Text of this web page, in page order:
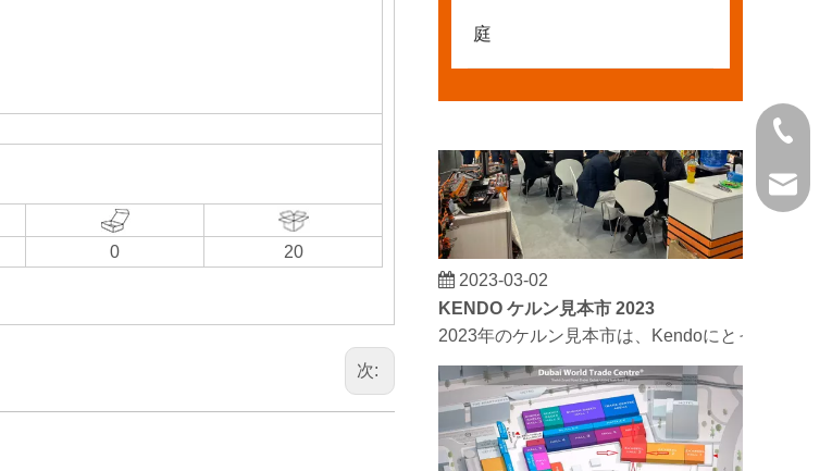
0 20
次:
庭
KENDO ケルン見本市 2023
2023年のケルン見本市は、Kendoにとって古い
+86 21